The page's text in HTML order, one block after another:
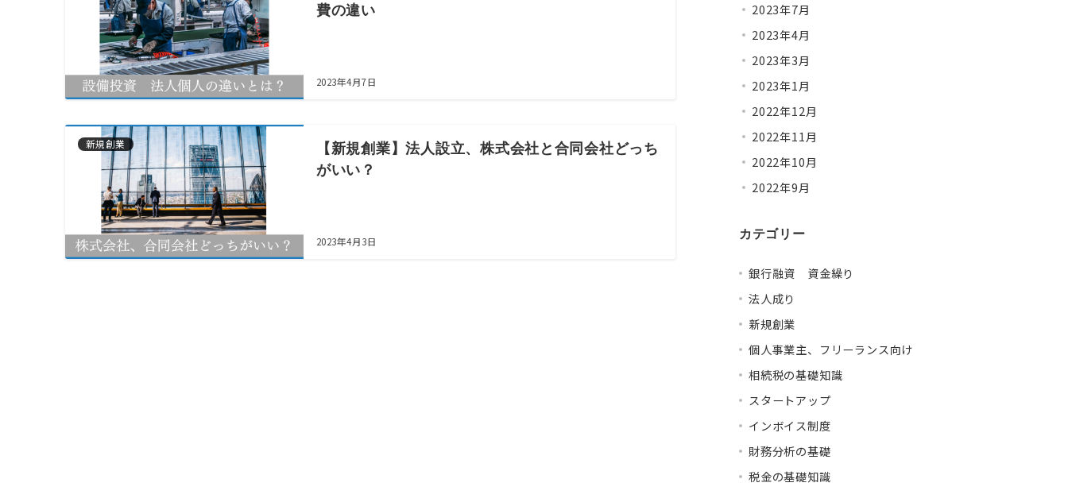
費の違い
2023年4月7日
新規創業
【新規創業】法人設立、株式会社と合同会社どっち
がいい？
2023年4月3日
2023年7月
2023年4月
2023年3月
2023年1月
2022年12月
2022年11月
2022年10月
2022年9月
カテゴリー
銀行融資 資金繰り
法人成り
新規創業
個人事業主、フリーランス向け
相続税の基礎知識
スタートアップ
インボイス制度
財務分析の基礎
税金の基礎知識